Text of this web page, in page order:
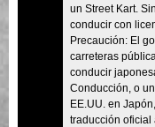
Tokyo Asakusa
Okinawa
un Street Kart.
conducir con
Precaución: El
carreteras
conducir
Conducción, o
EE.UU. en
traducción oficial